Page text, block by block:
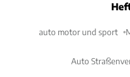
auto motor und sport
Auto